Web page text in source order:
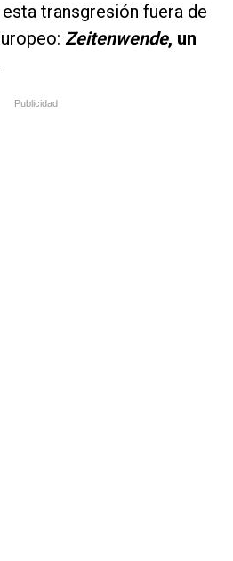
transgresión fuera de
Zeitenwende, un
Publicidad